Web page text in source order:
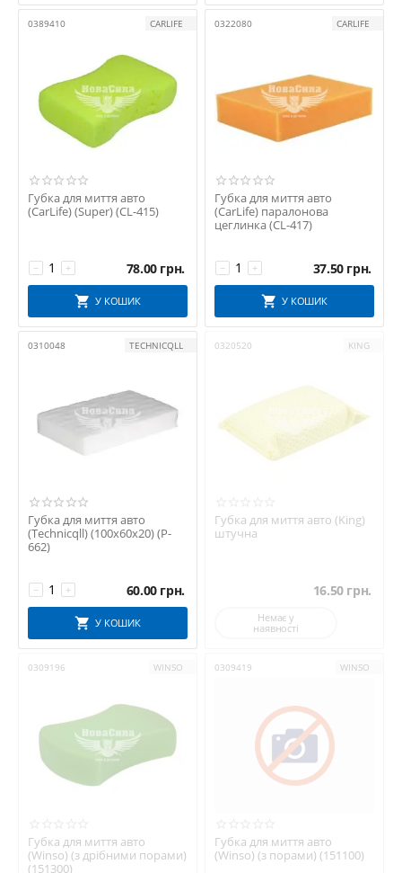
0389410 CARLIFE
Губка для миття авто
(CarLife) (Super) (CL-415)
+
− 78.00 грн.
У КОШИК
0322080 CARLIFE
Губка для миття авто
(CarLife) паралонова
цеглинка (CL-417)
+
− 37.50 грн.
У КОШИК
0310048 TECHNICQLL
Губка для миття авто
(Technicqll) (100х60х20) (P-
662)
+
− 60.00 грн.
У КОШИК
0320520 KING
Губка для миття авто (King)
штучна
16.50 грн.
Немає у
наявності
0309196 WINSO
Губка для миття авто
(Winso) (з дрібними порами)
(151300)
0309419 WINSO
Губка для миття авто
(Winso) (з порами) (151100)